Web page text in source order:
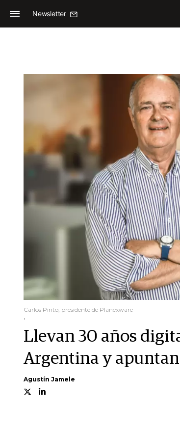
Newsletter
Carlos Pinto, presidente de Planexware
.
Llevan 30 años
Argentina y
Agustín Jamele